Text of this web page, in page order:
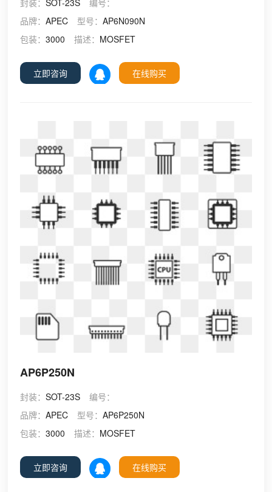
品牌：APEC 型号：AP6N090N
包装：3000 描述： MOSFET
立即咨询 在线购买
AP6P250N
封装：SOT-23S
编号：
品牌：APEC 型号：AP6P250N
包装：3000 描述： MOSFET
立即咨询 在线购买